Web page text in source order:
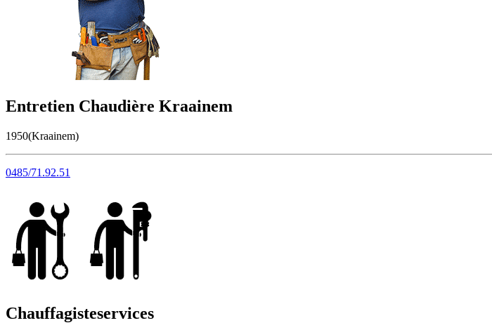
Entretien Chaudière Kraainem
1950(Kraainem)
0485/71.92.51
Chauffagisteservices